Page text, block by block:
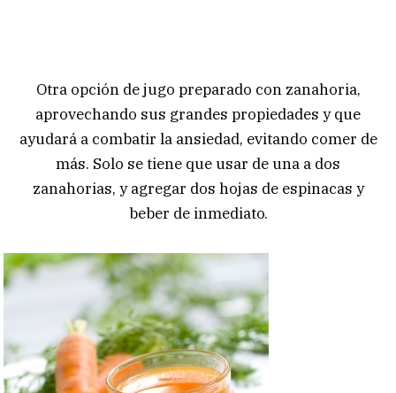
Otra opción de jugo preparado con zanahoria,
aprovechando sus grandes propiedades y que
ayudará a combatir la ansiedad, evitando comer de
más. Solo se tiene que usar de una a dos
zanahorias, y agregar dos hojas de espinacas y
beber de inmediato.